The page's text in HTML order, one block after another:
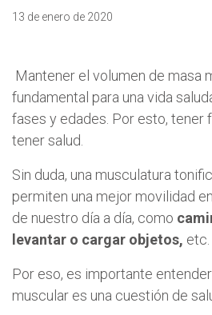
13 de enero de 2020
Mantener el volumen de masa
fundamental para una vida
fases y edades. Por esto, tener
tener salud.
Sin duda, una musculatura
permiten una mejor movilidad
de nuestro día a día, como
levantar o cargar objetos, etc.
Por eso, es importante
muscular es una cuestión de